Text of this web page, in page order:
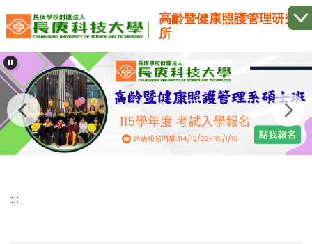
到
要
內
容
區
高齡暨健康照護管理研究
所
:::